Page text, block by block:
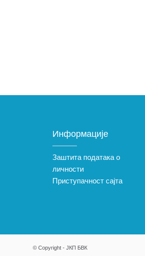
Информације
Заштита података о
личности
Приступачност сајта
© Copyright - ЈКП БВК